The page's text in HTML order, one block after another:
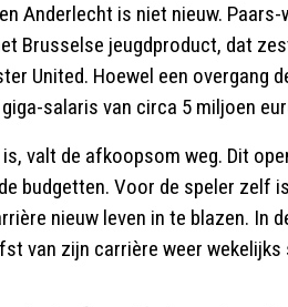
Anderlecht is niet nieuw.
Brusselse jeugdproduct, dat
United. Hoewel een overgang
salaris van circa 5 miljoen
valt de afkoopsom weg. Dit
budgetten. Voor de speler zelf
nieuw leven in te blazen. In
van zijn carrière weer